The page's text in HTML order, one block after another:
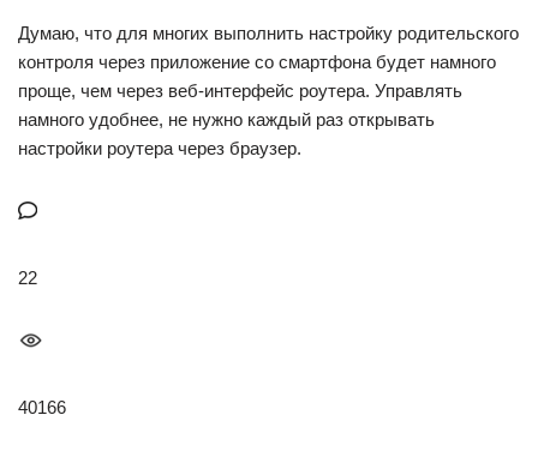
Думаю, что для многих выполнить настройку родительского
контроля через приложение со смартфона будет намного
проще, чем через веб-интерфейс роутера. Управлять
намного удобнее, не нужно каждый раз открывать
настройки роутера через браузер.
22
40166